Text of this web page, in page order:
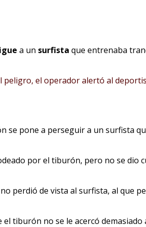
a un surfista que entrenaba
el operador alertó al
se pone a perseguir a un surfista
por el tiburón, pero no se dio
perdió de vista al surfista, al que
tiburón no se le acercó